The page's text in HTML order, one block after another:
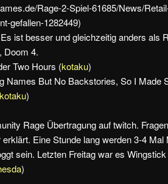
Rage-2-Spiel-61685/News/
gefallen-1282449)
ist besser und gleichzeitig anders als
Doom 4.
Two Hours (kotaku)
Names But No Backstories, So I Made
)
Rage Übertragung auf twitch.
Eine Stunde lang werden 3-4 Mal
sein. Letzten Freitag war es
)